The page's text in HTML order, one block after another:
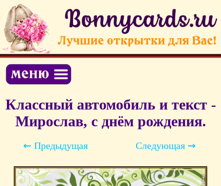
Классный автомобиль и текст -
Мирослав, с днём рождения.
⇜ Предыдущая Следующая ⇝